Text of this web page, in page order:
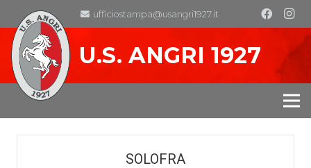
ufficiostampa@usangri1927.it
U.S. ANGRI 1927
SOLOFRA